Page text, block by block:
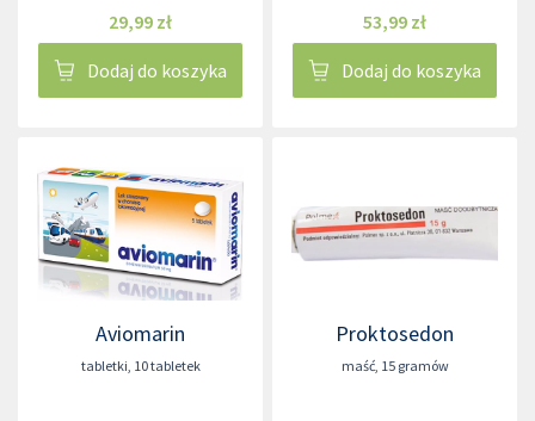
29,99 zł
Dodaj do koszyka
53,99 zł
Dodaj do koszyka
Aviomarin
tabletki 10 tabletek
Proktosedon
maść, 15 gramów